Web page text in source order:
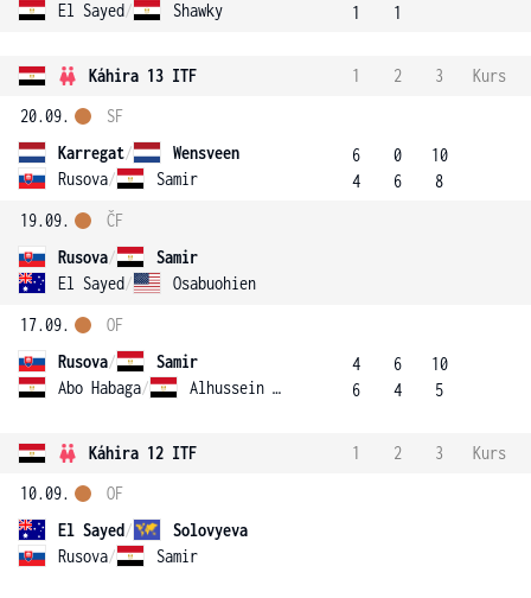
El Sayed/ Shawky
1
1
Káhira 13 ITF 1 2 3
Kurs
20.09.
Karregat/
Wensveen
Rusova/ Samir
SF
6
4
0
6
10
8
19.09.
Rusova/
Samir
El Sayed/ Osabuohien
ČF
17.09.
Rusova/
Samir
Abo Habaga/ Alhussein Abdel Aziz
OF
4
6
6
4
10
5
Káhira 12 ITF 1 2 3
Kurs
10.09.
El Sayed/
Solovyeva
Rusova/ Samir
OF